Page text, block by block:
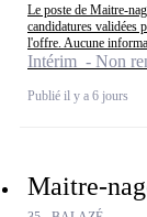
Le poste de Maitre-
candidatures validées
l'offre. Aucune
Intérim - Non
Publié il y a 6 jours
Maitre-